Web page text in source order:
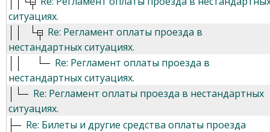
ситуациях.
Re: Регламент оплаты проезда в
нестандартных ситуациях.
Re: Регламент оплаты проезда в
нестандартных ситуациях.
Re: Регламент оплаты проезда в нестандартных
ситуациях.
Re: Билеты и другие средства оплаты проезда